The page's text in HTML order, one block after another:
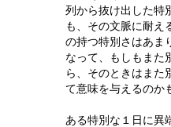
列から抜け出した特
も、その文脈に耐え
の持つ特別さはあま
なって、もしもまた
ら、そのときはまた
て意味を与えるのか
ある特別な１日に異